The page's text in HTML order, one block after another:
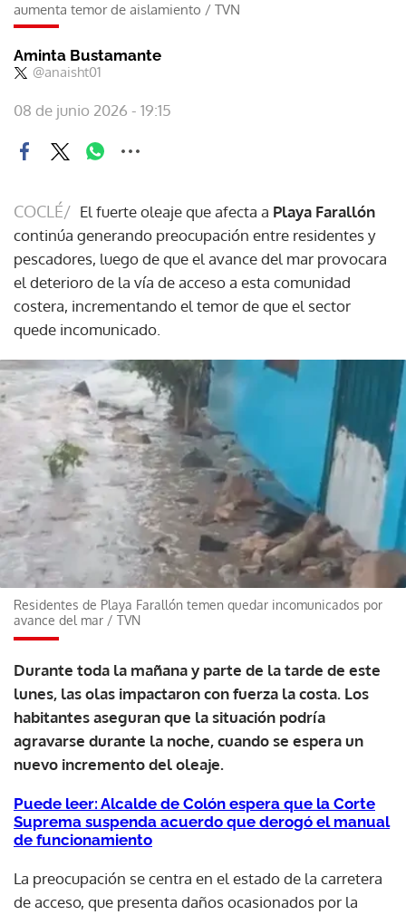
aumenta temor de aislamiento / TVN
Aminta Bustamante
@anaisht01
08 de junio 2026 - 19:15
COCLÉ/ El fuerte oleaje que afecta a Playa Farallón
continúa generando preocupación entre residentes y
pescadores, luego de que el avance del mar provocara
el deterioro de la vía de acceso a esta comunidad
costera, incrementando el temor de que el sector
quede incomunicado.
Residentes de Playa Farallón temen quedar incomunicados por
avance del mar / TVN
Durante toda la mañana y parte de la tarde de este
lunes, las olas impactaron con fuerza la costa. Los
habitantes aseguran que la situación podría
agravarse durante la noche, cuando se espera un
nuevo incremento del oleaje.
Puede leer: Alcalde de Colón espera que la Corte
Suprema suspenda acuerdo que derogó el manual
de funcionamiento
La preocupación se centra en el estado de la carretera
de acceso, que presenta daños ocasionados por la